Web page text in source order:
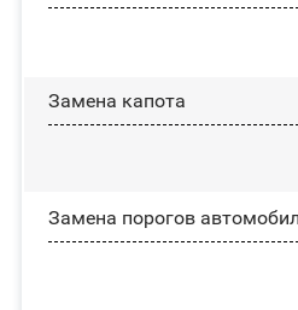
Замена капота
Замена порогов